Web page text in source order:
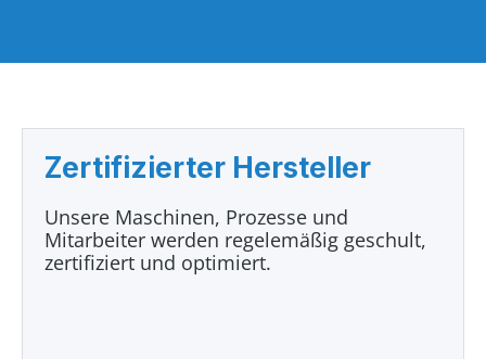
Zertifizierter Hersteller
Unsere Maschinen, Prozesse und
Mitarbeiter werden regelemäßig geschult,
zertifiziert und optimiert.